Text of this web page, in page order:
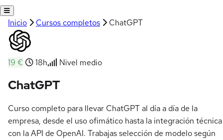
Inicio Cursos completos ChatGPT
19 € 18h Nivel medio
ChatGPT
Curso completo para llevar ChatGPT al día a día de la
empresa, desde el uso ofimático hasta la integración técnica
con la API de OpenAI. Trabajas selección de modelo según